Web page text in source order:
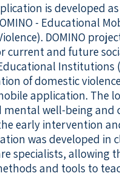
is developed
- Educational
DOMINO
current and future
Institutions
of domestic
application. The
mental well-being
early intervention
was developed in
specialists, allowing
and tools to